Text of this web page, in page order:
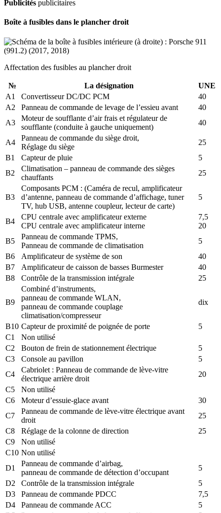
Publicités publicitaires
Boîte à fusibles dans le plancher droit
Affectation des fusibles au plancher droit
№ La désignation
UNE
A1
Convertisseur DC/DC PCM
40
A2
Panneau de commande de levage de l’essieu avant
40
A3
Moteur de soufflante d’air frais et régulateur de
soufflante (conduite à gauche uniquement)
40
A4
Panneau de commande du siège droit,
Réglage du siège
25
B1
Capteur de pluie
5
B2
Climatisation – panneau de commande des sièges
chauffants
25
B3
Composants PCM : (Caméra de recul, amplificateur
d’antenne, panneau de commande d’affichage, tuner
TV, hub USB, antenne coupleur, lecteur de carte)
5
B4
CPU centrale avec amplificateur externe
CPU centrale avec amplificateur interne
7,5
20
B5
Panneau de commande TPMS,
Panneau de commande de climatisation
5
B6
Amplificateur de système de son
40
B7
Amplificateur de caisson de basses Burmester
40
B8
Contrôle de la transmission intégrale 25
B9
Combiné d’instruments,
panneau de commande WLAN,
panneau de commande couplage
climatisation/compresseur
dix
B10 Capteur de proximité de poignée de porte
5
C1
Non utilisé
C2
Bouton de frein de stationnement électrique
5
C3
Console au pavillon
5
C4
Cabriolet : Panneau de commande de lève-vitre
électrique arrière droit
20
C5
Non utilisé
C6
Moteur d’essuie-glace avant
30
C7
Panneau de commande de lève-vitre électrique avant
droit
25
C8
Réglage de la colonne de direction
25
C9
Non utilisé
C10 Non utilisé
D1
Panneau de commande d’airbag,
panneau de commande de détection d’occupant
5
D2
Contrôle de la transmission intégrale
5
D3
Panneau de commande PDCC
7,5
D4
Panneau de commande ACC
5